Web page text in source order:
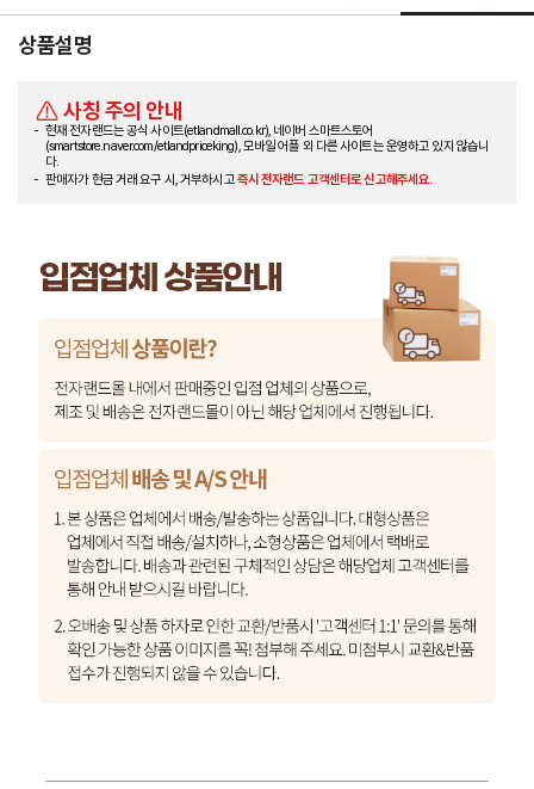
상품설명
사칭 주의 안내
현재 전자랜드는 공식 사이트(etlandmall.co.kr), 네이버 스마트스토어
(smartstore.naver.com/etlandpriceking), 모바일 어플 외 다른 사이트는 운영하고 있지 않습니
다.
판매자가 현금 거래 요구 시, 거부하시고즉시 전자랜드 고객센터로 신고해주세요.